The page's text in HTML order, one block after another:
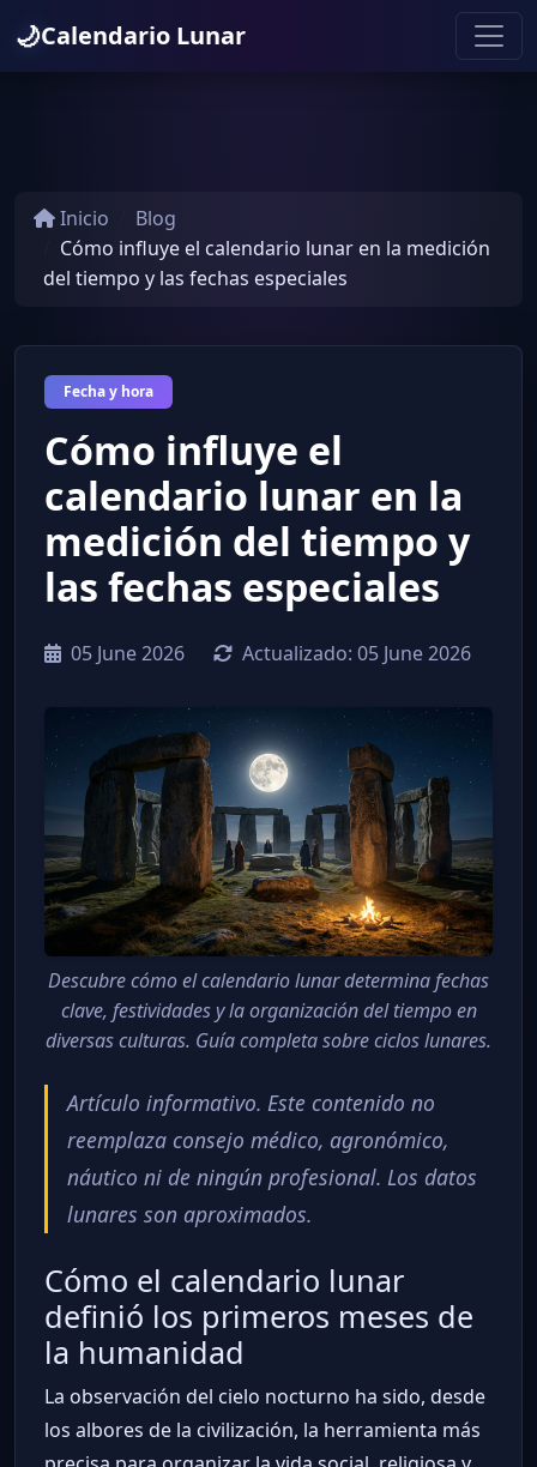
🌙Calendario Lunar
Inicio
Blog
Cómo influye el calendario lunar en la medición
del tiempo y las fechas especiales
Fecha y hora
Cómo influye el
calendario lunar en la
medición del tiempo y
las fechas especiales
05 June 2026 Actualizado: 05 June 2026
Descubre cómo el calendario lunar determina fechas
clave, festividades y la organización del tiempo en
diversas culturas. Guía completa sobre ciclos lunares.
Artículo informativo. Este contenido no
reemplaza consejo médico, agronómico,
náutico ni de ningún profesional. Los datos
lunares son aproximados.
Cómo el calendario lunar
definió los primeros meses de
la humanidad
La observación del cielo nocturno ha sido, desde
los albores de la civilización, la herramienta más